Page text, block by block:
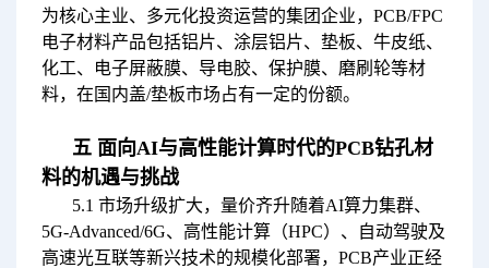
为核心主业、多元化投资运营的集团企业，PCB/FPC
电子材料产品包括铝片、涂层铝片、垫板、牛皮纸、
化工、电子屏蔽膜、导电胶、保护膜、磨刷轮等材
料，在国内盖/垫板市场占有一定的份额。
五 面向AI与高性能计算时代的PCB钻孔材
料的机遇与挑战
5.1 市场升级扩大，量价齐升随着AI算力集群、
5G-Advanced/6G、高性能计算（HPC）、自动驾驶及
高速光互联等新兴技术的规模化部署，PCB产业正经